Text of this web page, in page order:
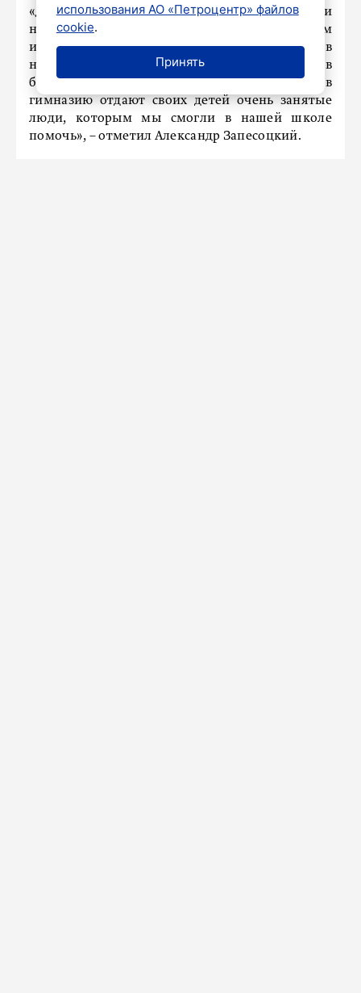
«Двадцать пять лет назад создана гимназия при
нашем университете. Цель была – помочь детям
из регионов подготовиться к поступлению в
наш вуз. В итоге ее удалось развить в
блистательное учебное заведение. Вообще в
гимназию отдают своих детей очень занятые
люди, которым мы смогли в нашей школе
помочь», – отметил Александр Запесоцкий.
использования АО «Петроцентр» файлов
cookie.
Принять